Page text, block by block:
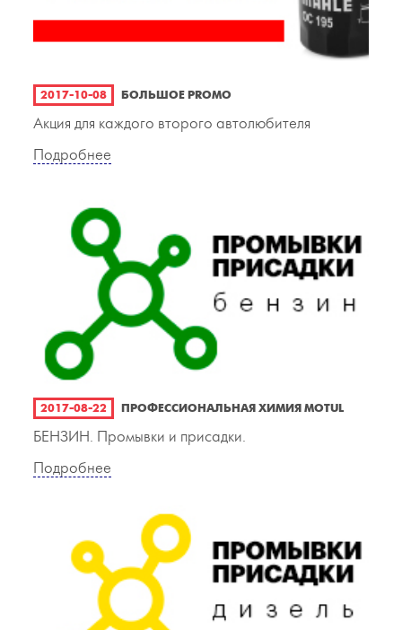
2017-10-08 БОЛЬШОЕ PROMO
Акция для каждого второго автолюбителя
Подробнее
2017-08-22 ПРОФЕССИОНАЛЬНАЯ ХИМИЯ MOTUL
БЕНЗИН. Промывки и присадки.
Подробнее